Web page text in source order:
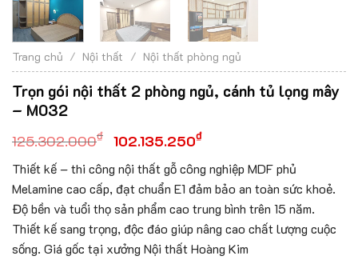
Trang chủ / Nội thất / Nội thất phòng ngủ
Trọn gói nội thất 2 phòng ngủ, cánh tủ lọng mây
– M032
125.302.000₫ 102.135.250₫
Thiết kế – thi công nội thất gỗ công nghiệp MDF phủ
Melamine cao cấp, đạt chuẩn E1 đảm bảo an toàn sức khoẻ.
Độ bền và tuổi thọ sản phẩm cao trung bình trên 15 năm.
Thiết kế sang trọng, độc đáo giúp nâng cao chất lượng cuộc
sống. Giá gốc tại xưởng Nội thất Hoàng Kim